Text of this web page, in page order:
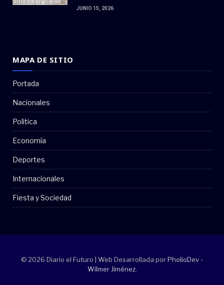
JUNIO 15, 2026
MAPA DE SITIO
Portada
Nacionales
Politica
Economía
Deportes
Internacionales
Fiesta y Sociedad
© 2026 Diario el Futuro | Web Desarrollada porPholioDev -
Wilmer Jiménez.